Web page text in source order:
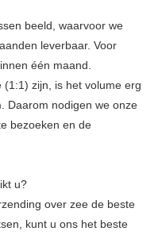
beeld, waarvoor we
leverbaar. Voor
één maand.
zijn, is het volume erg
Daarom nodigen we onze
bezoeken en de
u?
over zee de beste
kunt u ons het beste